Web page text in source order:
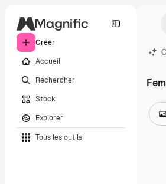
Créer
Accueil
Rechercher
Stock
Explorer
Tous les outils